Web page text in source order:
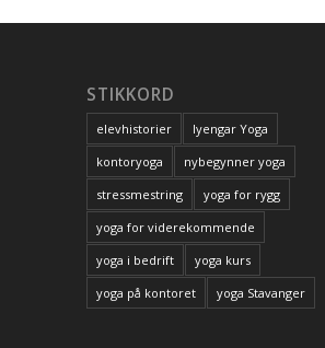
STIKKORD
elevhistorier
Iyengar Yoga
kontoryoga
nybegynner yoga
stressmestring
yoga for rygg
yoga for viderekommende
yoga i bedrift
yoga kurs
yoga på kontoret
yoga Stavanger